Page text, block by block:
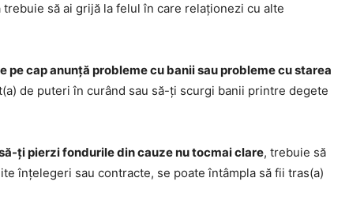
să ai grijă la felul în care relaționezi cu alte
pe cap anunță probleme cu banii sau probleme cu starea
de puteri în curând sau să-ți scurgi banii printre degete
ți pierzi fondurile din cauze nu tocmai clare, trebuie să
înțelegeri sau contracte, se poate întâmpla să fii tras(a)